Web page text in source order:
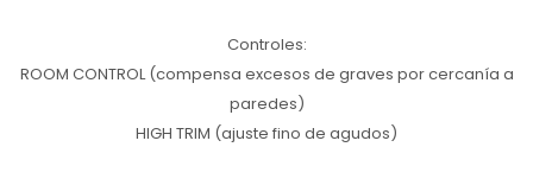
Controles:
ROOM CONTROL (compensa excesos de graves por cercanía a
paredes)
HIGH TRIM (ajuste fino de agudos)